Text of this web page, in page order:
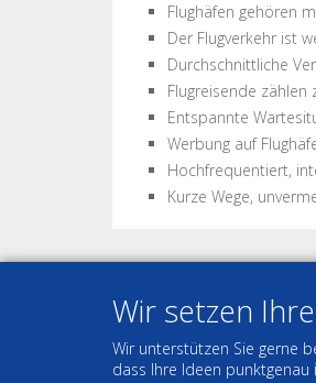
Flughäfen gehören
Der Flugverkehr ist
Durchschnittliche
Flugreisende
Entspannte
Werbung auf
Hochfrequentiert,
Kurze Wege,
Wir setzen
Wir unterstützen Sie gerne
dass Ihre Ideen